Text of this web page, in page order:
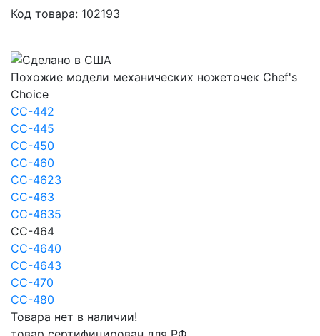
Код товара: 102193
Похожие модели механических ножеточек Chef's
Choice
CC-442
CC-445
CC-450
CC-460
CC-4623
CC-463
CC-4635
CC-464
CC-4640
CC-4643
CC-470
CC-480
Товара нет в наличии!